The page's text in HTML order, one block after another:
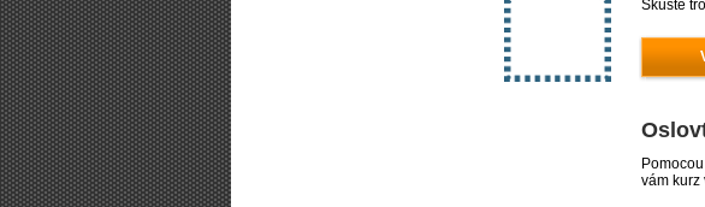
Skúste
Pomocou
vám kurz